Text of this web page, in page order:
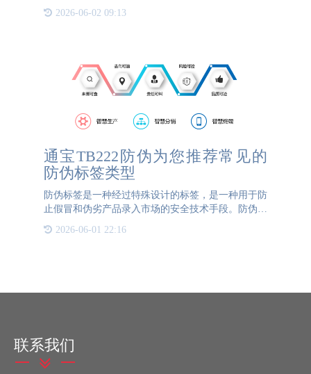
重要性。一、体系构成与运行机制该体系覆盖中药材
的种植采收、仓储物流、生产加工、销售使用四大环
2026-06-02 09:13
通宝TB222防伪为您推荐常见的
防伪标签类型
防伪标签是一种经过特殊设计的标签，是一种用于防
止假冒和伪劣产品录入市场的安全技术手段。防伪标
种技术被采用可以有效地保护品牌的形象。防伪标签
2026-06-01 22:16
联系我们